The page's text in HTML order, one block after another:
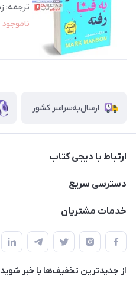
ترجمه:
ناموجود
ارسال‌به‌سراسر کشور
ارتباط با دیجی کتاب
021-66483376
پلیس امنیت .پلاک 150 (🚷 فروش فقط به صورت آنلاین)
دسترسی سریع
کتاب (دسته‌بندی)
ناشران همکار
نویسندگان و مترجمان
خدمات مشتریان
راهنما
پیگیری سفارشات
رهگیری مرسولات پستی
از جدید‌ترین تخفیف‌ها با‌ خبر شوید